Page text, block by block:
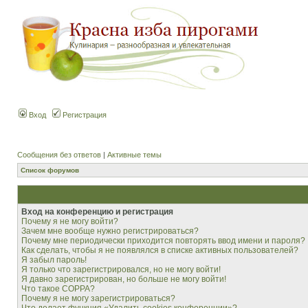
Вход Регистрация
Сообщения без ответов | Активные темы
Список форумов
Вход на конференцию и регистрация
Почему я не могу войти?
Зачем мне вообще нужно регистрироваться?
Почему мне периодически приходится повторять ввод имени и пароля?
Как сделать, чтобы я не появлялся в списке активных пользователей?
Я забыл пароль!
Я только что зарегистрировался, но не могу войти!
Я давно зарегистрирован, но больше не могу войти!
Что такое COPPA?
Почему я не могу зарегистрироваться?